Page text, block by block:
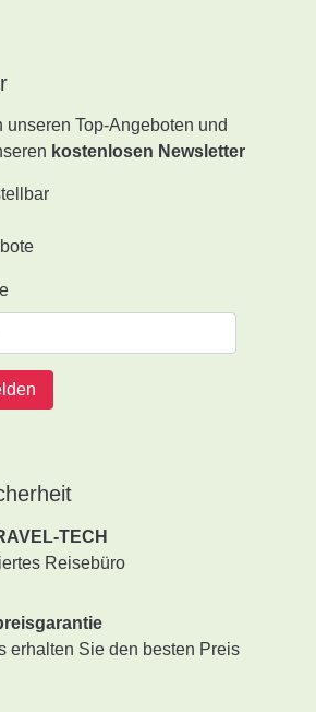
unseren Top-Angeboten und
kostenlosen Newsletter
TECH
Reisebüro
erhalten Sie den besten Preis